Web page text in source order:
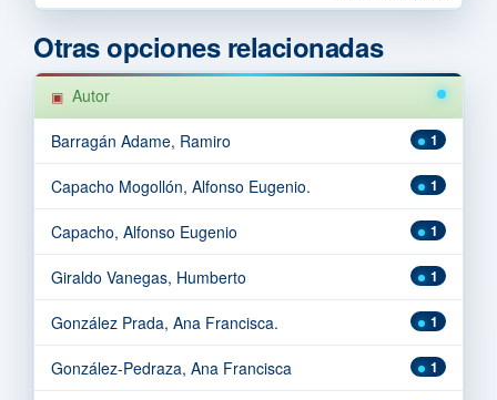
Otras opciones relacionadas
Autor
1
Barragán Adame, Ramiro
1
Capacho Mogollón, Alfonso Eugenio.
1
Capacho, Alfonso Eugenio
1
Giraldo Vanegas, Humberto
1
González Prada, Ana Francisca.
1
González-Pedraza, Ana Francisca